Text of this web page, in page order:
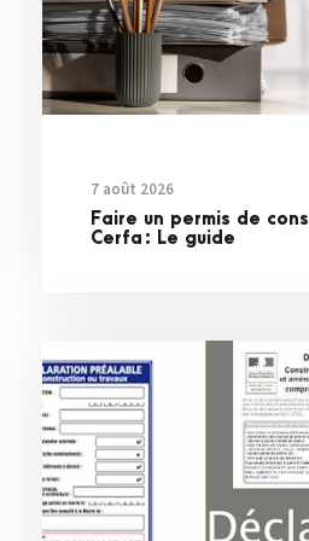
7 août 2026
Faire un permis de
Cerfa : Le guide